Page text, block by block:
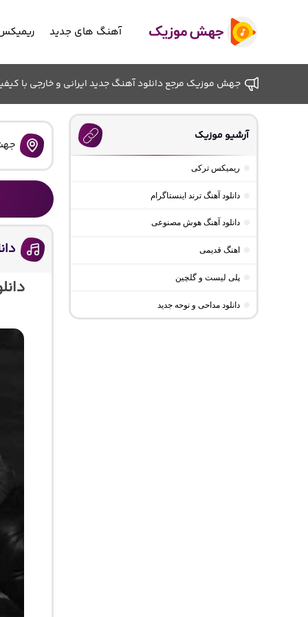
آهنگ های جدید
جهش موزیک مرجع دانلود آهنگ جدید ایرانی و خارجی با
آرشیو موزیک
ریمیکس ترکی
دانلود آهنگ ترند اینستاگرام
دانلود آهنگ هوش مصنوعی
اهنگ قدیمی
پلی لیست و گلچین
دانلود مداحی و نوحه جدید